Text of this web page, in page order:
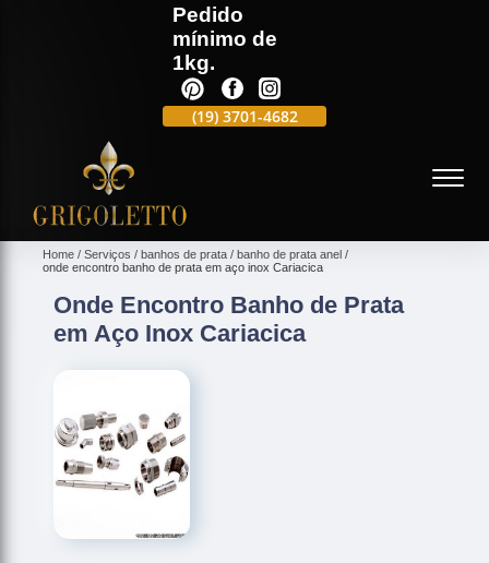
Pedido
mínimo de
1kg.
(19) 3701-4682 (19)
Home Serviços banhos de prata
banho de prata anel
onde encontro banho de prata em aço inox Cariacica
Onde Encontro Banho de Prata
em Aço Inox Cariacica